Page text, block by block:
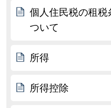
個人住民税の租税
ついて
所得
所得控除